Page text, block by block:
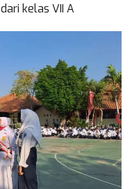
kelas VII A